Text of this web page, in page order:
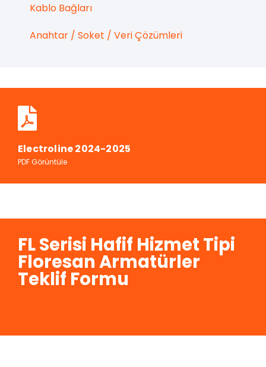
Kablo Bağları
Anahtar / Soket / Veri Çözümleri
Electroline 2024-2025
PDF Görüntüle
FL Serisi Hafif Hizmet Tipi
Floresan Armatürler
Teklif Formu